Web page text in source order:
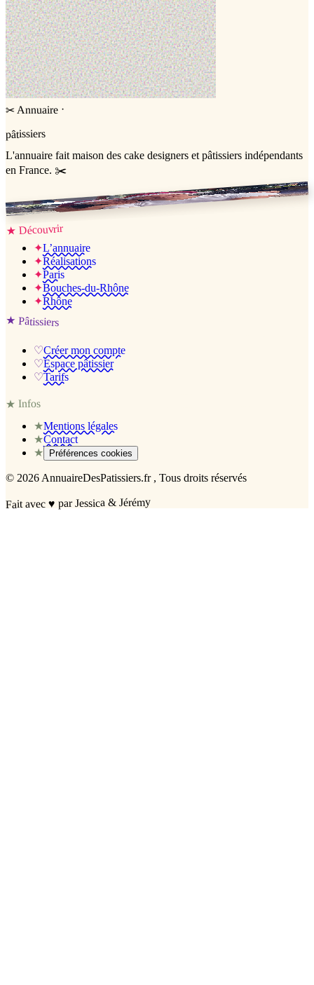
Wedding cakeNumber cake
✂ Annuaire ·
pâtissiers
L'annuaire fait maison des cake designers et pâtissiers indépendants
en France. ✂️
Jessica & Jérémy ♡
★ Découvrir
✦L’annuaire
✦Réalisations
✦Paris
✦Bouches-du-Rhône
✦Rhône
★ Pâtissiers
♡Créer mon compte
♡Espace pâtissier
♡Tarifs
★Infos
★Mentions légales
★Contact
★
Préférences cookies
© 2026 AnnuaireDesPatissiers.fr , Tous droits réservés
Fait avec♥ par Jessica & Jérémy